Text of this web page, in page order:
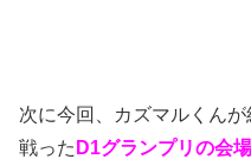
次に今回、カズマルくん
戦った D1グランプリの会場